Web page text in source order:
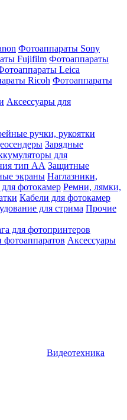
Фотоаппараты Sony
Fujifilm Фотоаппараты
Leica
Ricoh Фотоаппараты
Аксессуары для
ручки, рукоятки
Зарядные
для
тип АА Защитные
экраны Наглазники,
фотокамер Ремни, лямки,
Кабели для фотокамер
для стрима Прочие
для фотопринтеров
Аксессуары
Видеотехника